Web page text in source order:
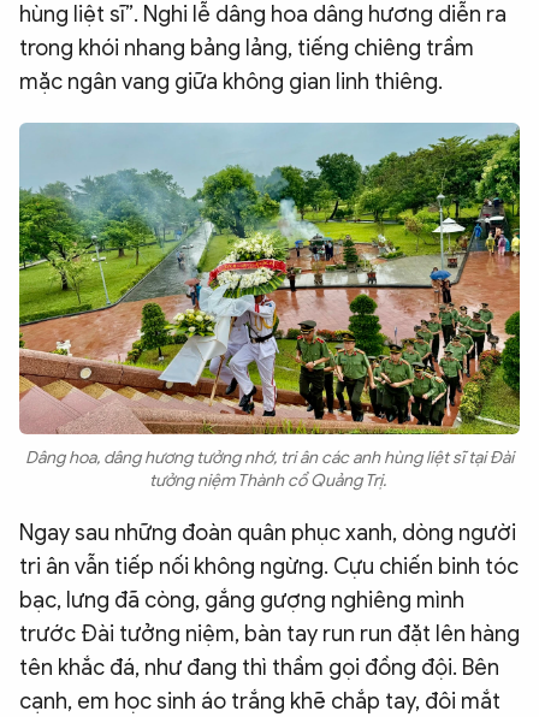
hùng liệt sĩ”. Nghi lễ dâng hoa dâng hương diễn ra
trong khói nhang bảng lảng, tiếng chiêng trầm
mặc ngân vang giữa không gian linh thiêng.
Dâng hoa, dâng hương tưởng nhớ, tri ân các anh hùng liệt sĩ tại Đài
tưởng niệm Thành cổ Quảng Trị.
Ngay sau những đoàn quân phục xanh, dòng người
tri ân vẫn tiếp nối không ngừng. Cựu chiến binh tóc
bạc, lưng đã còng, gắng gượng nghiêng mình
trước Đài tưởng niệm, bàn tay run run đặt lên hàng
tên khắc đá, như đang thì thầm gọi đồng đội. Bên
cạnh, em học sinh áo trắng khẽ chắp tay, đôi mắt